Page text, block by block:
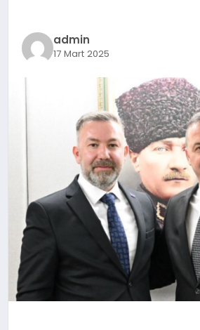
MAGAZIN
SAĞLIK
YAŞAM
admin
17 Mart 2025